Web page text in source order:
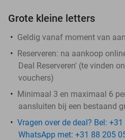
Grote kleine letters
Geldig vanaf moment van
Reserveren: na aankoop
Deal Reserveren' (te vinden
vouchers)
Minimaal 3 en maximaal 6
aansluiten bij een bestaand
Vragen over de deal? Bel:
WhatsApp met: +31 88 205